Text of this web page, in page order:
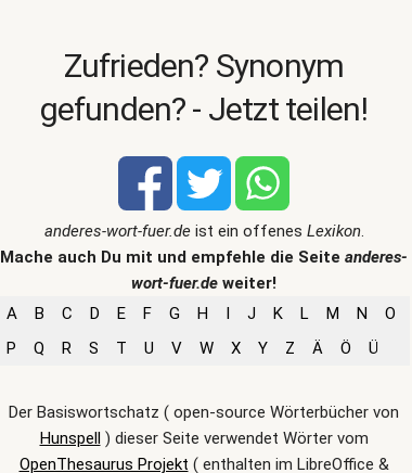
Zufrieden? Synonym
gefunden? - Jetzt teilen!
anderes-wort-fuer.deist ein offenes Lexikon.
Mache auch Du mit und empfehle die Seite anderes-
wort-fuer.de weiter!
A
B C D E F G H I J K L M N
O
P
Q R S T U V W X Y Z Ä Ö Ü
Der Basiswortschatz ( open-source Wörterbücher von
Hunspell) dieser Seite verwendet Wörter vom
OpenThesaurus Projekt ( enthalten im LibreOffice &